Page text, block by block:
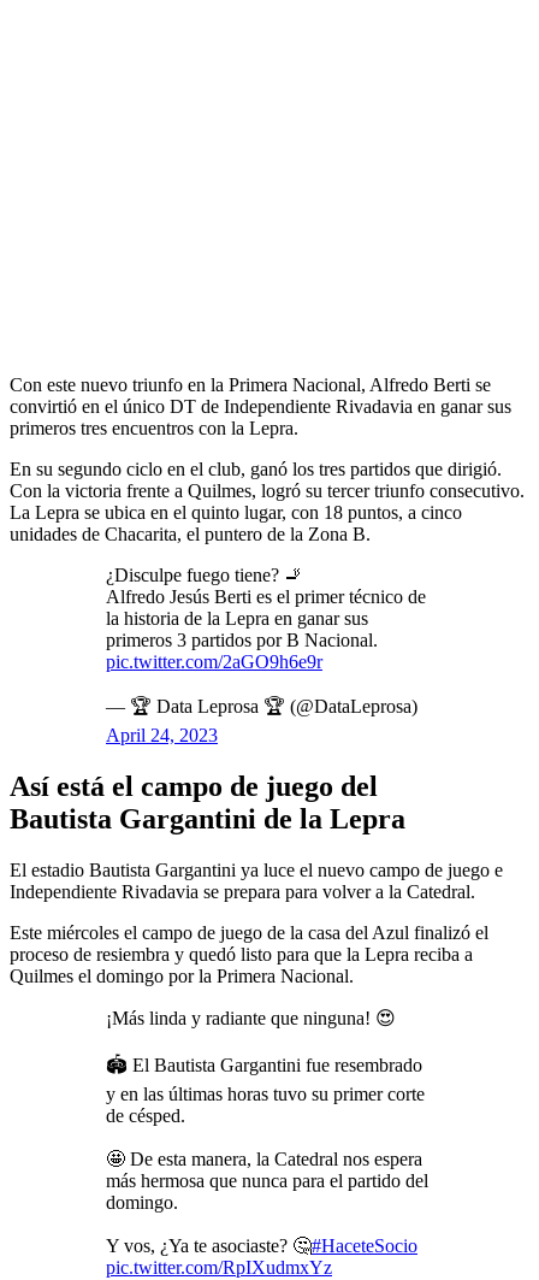
Con este nuevo triunfo en la Primera Nacional, Alfredo Berti se
convirtió en el único DT de Independiente Rivadavia en ganar sus
primeros tres encuentros con la Lepra.
En su segundo ciclo en el club, ganó los tres partidos que dirigió.
Con la victoria frente a Quilmes, logró su tercer triunfo consecutivo.
La Lepra se ubica en el quinto lugar, con 18 puntos, a cinco
unidades de Chacarita, el puntero de la Zona B.
¿Disculpe fuego tiene? 🚬
Alfredo Jesús Berti es el primer técnico de
la historia de la Lepra en ganar sus
primeros 3 partidos por B Nacional.
pic.twitter.com/2aGO9h6e9r
— 🏆 Data Leprosa 🏆 (@DataLeprosa)
April 24, 2023
Así está el campo de juego del
Bautista Gargantini de la Lepra
El estadio Bautista Gargantini ya luce el nuevo campo de juego e
Independiente Rivadavia se prepara para volver a la Catedral.
Este miércoles el campo de juego de la casa del Azul finalizó el
proceso de resiembra y quedó listo para que la Lepra reciba a
Quilmes el domingo por la Primera Nacional.
¡Más linda y radiante que ninguna! 😍
🏟️ El Bautista Gargantini fue resembrado
y en las últimas horas tuvo su primer corte
de césped.
🤩 De esta manera, la Catedral nos espera
más hermosa que nunca para el partido del
domingo.
Y vos, ¿Ya te asociaste? 🤔#HaceteSocio
pic.twitter.com/RpIXudmxYz